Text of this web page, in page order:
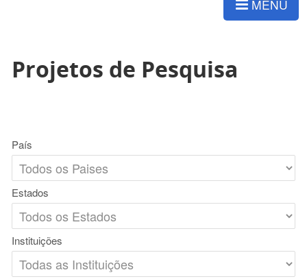
MENU
Projetos de Pesquisa
País
Estados
Instituições